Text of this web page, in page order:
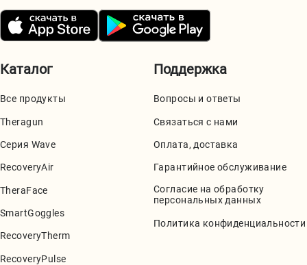
Каталог
Все продукты
Theragun
Серия Wave
RecoveryAir
TheraFace
SmartGoggles
RecoveryTherm
RecoveryPulse
Поддержка
Вопросы и ответы
Связаться с нами
Оплата, доставка
Гарантийное обслуживание
Согласие на обработку
персональных данных
Политика конфиденциальности